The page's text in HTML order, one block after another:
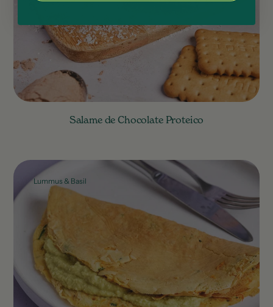
Salame de Chocolate Proteico
Lummus & Basil